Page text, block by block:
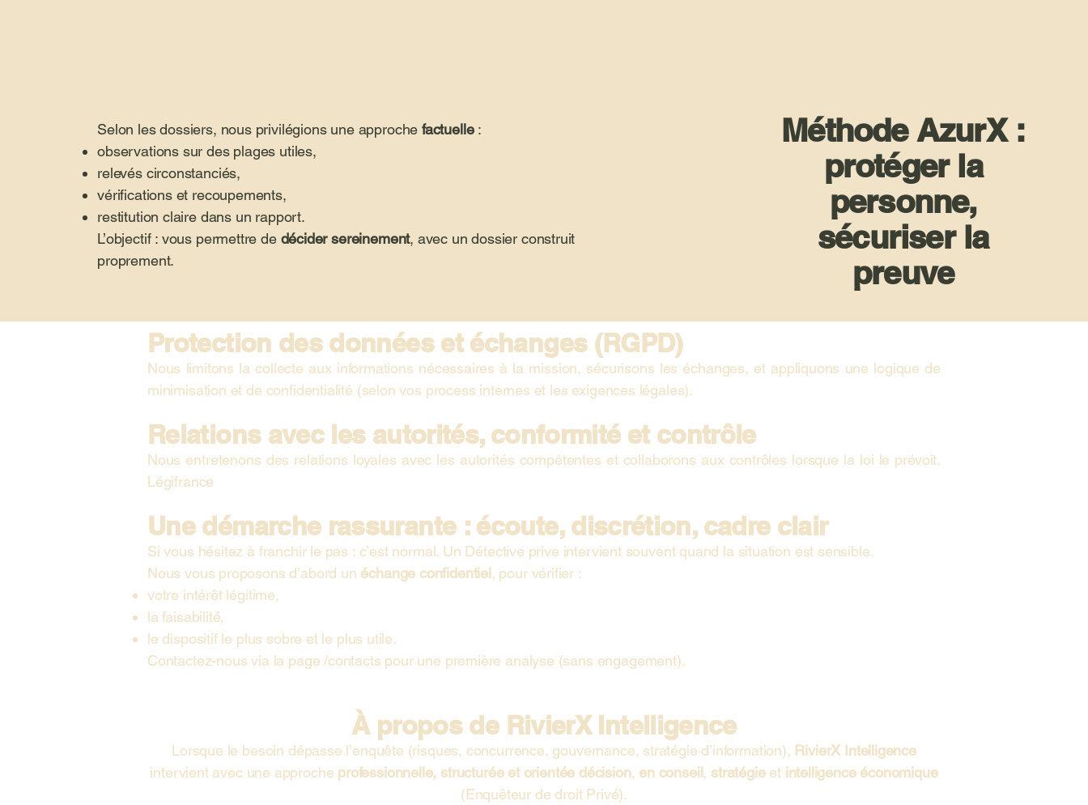
Selon les dossiers, nous privilégions une approche factuelle:
observations sur des plages utiles,
relevés circonstanciés,
vérifications et recoupements,
restitution claire dans un rapport.
L’objectif : vous permettre de décider sereinement, avec un dossier construit
proprement.
Méthode AzurX :
protéger la
personne,
sécuriser la
preuve
Protection des données et échanges (RGPD)
Nous limitons la collecte aux informations nécessaires à la mission, sécurisons les échanges, et appliquons une logique de
minimisation et de confidentialité (selon vos process internes et les exigences légales).
Relations avec les autorités, conformité et contrôle
Nous entretenons des relations loyales avec les autorités compétentes et collaborons aux contrôles lorsque la loi le prévoit.
Légifrance
Une démarche rassurante : écoute, discrétion, cadre clair
Si vous hésitez à franchir le pas : c’est normal. Un Détective prive intervient souvent quand la situation est sensible.
Nous vous proposons d’abord un échange confidentiel , pour vérifier :
votre intérêt légitime,
la faisabilité,
le dispositif le plus sobre et le plus utile.
Contactez-nous via la page /contacts pour une première analyse (sans engagement).
À propos de RivierX Intelligence
Lorsque le besoin dépasse l’enquête (risques, concurrence, gouvernance, stratégie d’information), RivierX Intelligence
intervient avec une approche professionnelle, structurée et orientée décision, en conseil, stratégieet intelligence économique
(Enquêteur de droit Privé).